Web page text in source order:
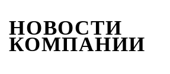
НОВОСТИ
КОМПАНИИ